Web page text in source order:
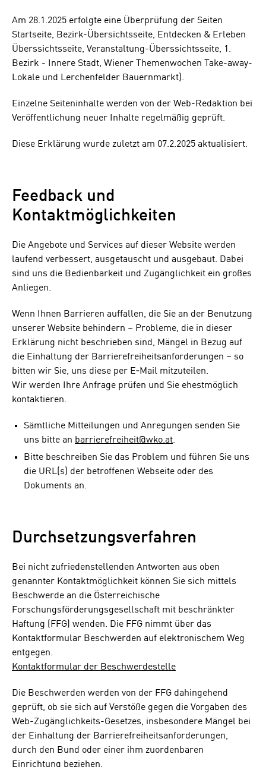
Am 28.1.2025 erfolgte eine Überprüfung der Seiten
Startseite, Bezirk-Übersichtsseite, Entdecken & Erleben
Überssichtsseite, Veranstaltung-Überssichtsseite, 1.
Bezirk - Innere Stadt, Wiener Themenwochen Take-away-
Lokale und Lerchenfelder Bauernmarkt).
Einzelne Seiteninhalte werden von der Web-Redaktion bei
Veröffentlichung neuer Inhalte regelmäßig geprüft.
Diese Erklärung wurde zuletzt am 07.2.2025 aktualisiert.
Feedback und
Kontaktmöglichkeiten
Die Angebote und Services auf dieser Website werden
laufend verbessert, ausgetauscht und ausgebaut. Dabei
sind uns die Bedienbarkeit und Zugänglichkeit ein großes
Anliegen.
Wenn Ihnen Barrieren auffallen, die Sie an der Benutzung
unserer Website behindern – Probleme, die in dieser
Erklärung nicht beschrieben sind, Mängel in Bezug auf
die Einhaltung der Barrierefreiheitsanforderungen – so
bitten wir Sie, uns diese per E‑Mail mitzuteilen.
Wir werden Ihre Anfrage prüfen und Sie ehestmöglich
kontaktieren.
Sämtliche Mitteilungen und Anregungen senden Sie
uns bitte an barrierefreiheit@wko.at.
Bitte beschreiben Sie das Problem und führen Sie uns
die URL(s) der betroffenen Webseite oder des
Dokuments an.
Durchsetzungsverfahren
Bei nicht zufriedenstellenden Antworten aus oben
genannter Kontaktmöglichkeit können Sie sich mittels
Beschwerde an die Österreichische
Forschungsförderungsgesellschaft mit beschränkter
Haftung (FFG) wenden. Die FFG nimmt über das
Kontaktformular Beschwerden auf elektronischem Weg
entgegen.
Kontaktformular der Beschwerdestelle
Die Beschwerden werden von der FFG dahingehend
geprüft, ob sie sich auf Verstöße gegen die Vorgaben des
Web-Zugänglichkeits-Gesetzes, insbesondere Mängel bei
der Einhaltung der Barrierefreiheitsanforderungen,
durch den Bund oder einer ihm zuordenbaren
Einrichtung beziehen.